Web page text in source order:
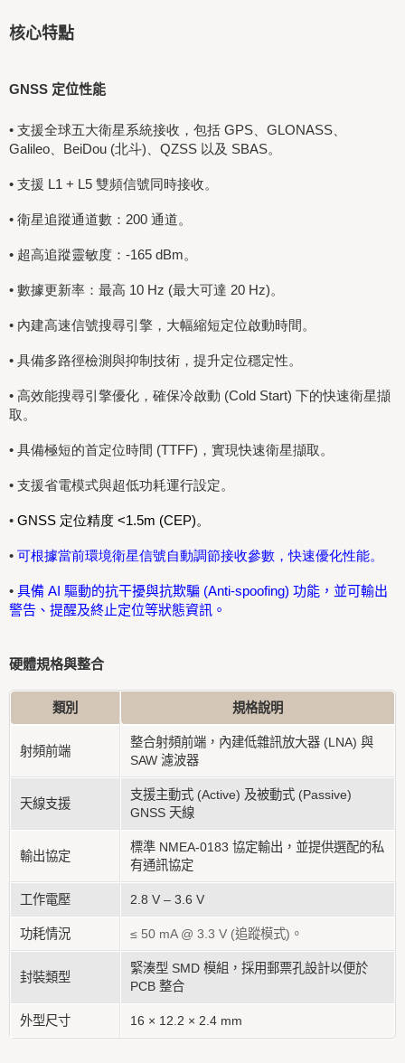
核心特點
GNSS 定位性能
• 支援全球五大衛星系統接收，包括 GPS、GLONASS、
Galileo、BeiDou (北斗)、QZSS 以及 SBAS。
• 支援 L1 + L5 雙頻信號同時接收。
• 衛星追蹤通道數：200 通道。
• 超高追蹤靈敏度：-165 dBm。
• 數據更新率：最高 10 Hz (最大可達 20 Hz)。
• 內建高速信號搜尋引擎，大幅縮短定位啟動時間。
• 具備多路徑檢測與抑制技術，提升定位穩定性。
• 高效能搜尋引擎優化，確保冷啟動 (Cold Start) 下的快速衛星擷
取。
• 具備極短的首定位時間 (TTFF)，實現快速衛星擷取。
• 支援省電模式與超低功耗運行設定。
• GNSS 定位精度 <1.5m (CEP)。
• 可根據當前環境衛星信號自動調節接收參數，快速優化性能。
• 具備 AI 驅動的抗干擾與抗欺騙 (Anti-spoofing) 功能，並可輸出
警告、提醒及終止定位等狀態資訊。
硬體規格與整合
類別 規格說明
射頻前端
整合射頻前端，內建低雜訊放大器 (LNA) 與
SAW 濾波器
天線支援
支援主動式 (Active) 及被動式 (Passive)
GNSS 天線
輸出協定
標準 NMEA-0183 協定輸出，並提供選配的私
有通訊協定
工作電壓 2.8 V – 3.6 V
功耗情況 ≤ 50 mA @ 3.3 V (追蹤模式)。
封裝類型
緊湊型 SMD 模組，採用郵票孔設計以便於
PCB 整合
外型尺寸 16 × 12.2 × 2.4 mm